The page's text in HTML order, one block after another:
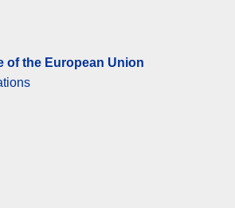
of the European Union